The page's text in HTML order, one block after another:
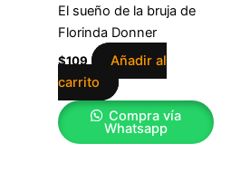
El sueño de la bruja de
Florinda Donner
$109
Añadir al
carrito
Compra vía
Whatsapp